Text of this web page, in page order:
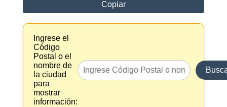
Copiar
Ingrese el
Código
Postal o el
nombre de
la ciudad
para
mostrar
información: